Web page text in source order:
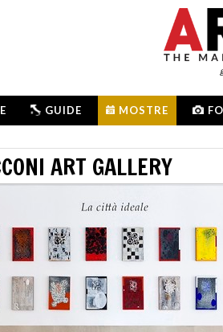
GUIDE MOSTRE
ART GALLERY